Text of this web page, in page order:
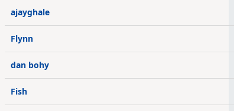
ajayghale
Flynn
dan bohy
Fish